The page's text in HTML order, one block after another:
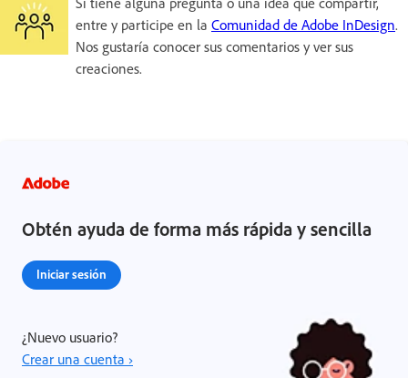
entre y participe en la Comunidad de Adobe InDesign.
Nos gustaría conocer sus comentarios y ver sus
creaciones.
Obtén ayuda de forma más rápida y sencilla
Iniciar sesión
¿Nuevo usuario?
Crear una cuenta ›